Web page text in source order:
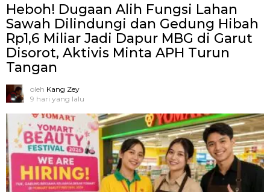
Heboh! Dugaan Alih Fungsi Lahan
Sawah Dilindungi dan Gedung Hibah
Rp1,6 Miliar Jadi Dapur MBG di Garut
Disorot, Aktivis Minta APH Turun
Tangan
oleh Kang Zey
9 hari yang lalu